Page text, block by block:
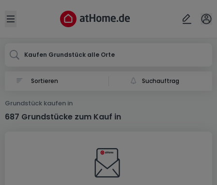
Open sidebar
Kaufen Grundstück alle Orte
Suchauftrag
Grundstück kaufen in
687 Grundstücke zum Kauf in
Ort
Abbrechen ok